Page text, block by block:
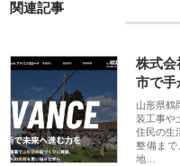
関連記事
株式会
市で手
山形県鶴
装工事や
住民の生
整備まで
地…